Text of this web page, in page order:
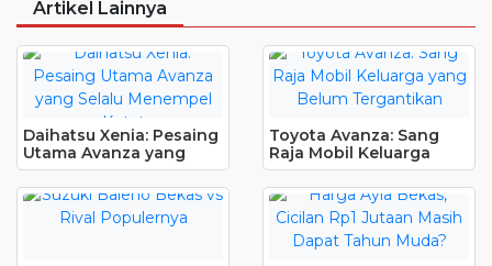
Artikel Lainnya
Daihatsu Xenia: Pesaing
Utama Avanza yang
Selalu Menempel Ketat
Toyota Avanza: Sang
Raja Mobil Keluarga
yang Belum Tergantikan